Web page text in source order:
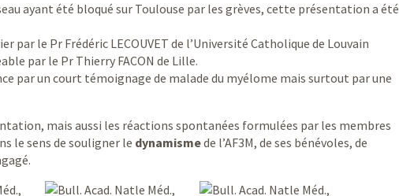
ayant été bloqué sur Toulouse par les grèves, cette présentation a été
par le Pr Frédéric LECOUVET de l’Université Catholique de Louvain
par le Pr Thierry FACON de Lille.
par un court témoignage de malade du myélome mais surtout par une
mais aussi les réactions spontanées formulées par les membres
le sens de souligner le dynamismede l’AF3M, de ses bénévoles, de